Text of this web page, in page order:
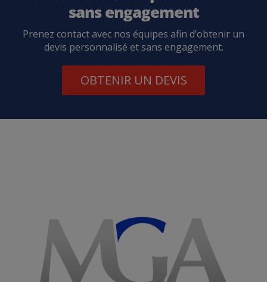
sans engagement
Prenez contact avec nos équipes afin d’obtenir un
devis personnalisé et sans engagement.
OBTENIR UN DEVIS